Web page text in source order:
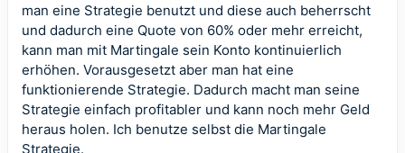
man eine Strategie benutzt und diese auch beherrscht
und dadurch eine Quote von 60% oder mehr erreicht,
kann man mit Martingale sein Konto kontinuierlich
erhöhen. Vorausgesetzt aber man hat eine
funktionierende Strategie. Dadurch macht man seine
Strategie einfach profitabler und kann noch mehr Geld
heraus holen. Ich benutze selbst die Martingale
Strategie.